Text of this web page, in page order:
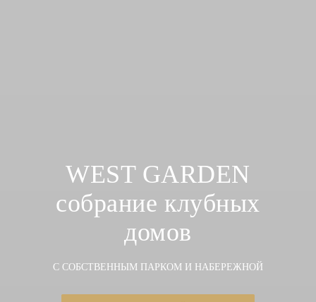
WEST GARDEN
собрание клубных
домов
С СОБСТВЕННЫМ ПАРКОМ И НАБЕРЕЖНОЙ